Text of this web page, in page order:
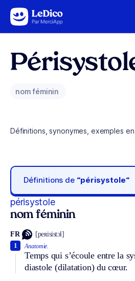
Aller au contenu
nom féminin
Définitions, synonymes, exemples
Définitions de “périsystole“
périsystole
nom féminin
FR [peʀisistɔl]
Anatomie.
Temps qui s’écoule entre la
diastole (dilatation) du cœur.
1